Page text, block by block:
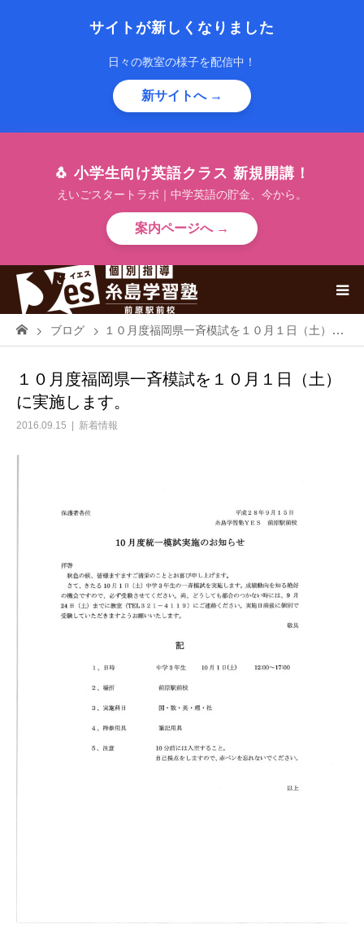
サイトが新しくなりました
日々の教室の様子を配信中！
新サイトへ →
🐧 小学生向け英語クラス 新規開講！
えいごスタートラボ｜中学英語の貯金、今から。
案内ページへ →
ブログ １０月度福岡県一斉模試を１０月１日（土）に実施します。
１０月度福岡県一斉模試を１０月１日（土）
に実施します。
2016.09.15 新着情報